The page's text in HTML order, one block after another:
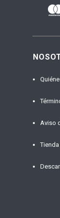
Aviso
Tienda